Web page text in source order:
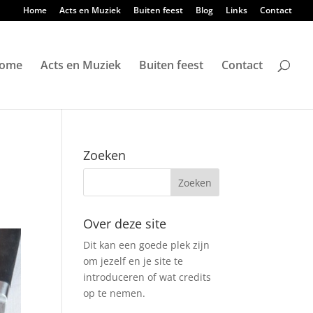
Home Acts en Muziek Buiten feest Blog Links Contact
Acts en Muziek Buiten feest Contact
Zoeken
Over deze site
Dit kan een goede plek zijn
om jezelf en je site te
introduceren of wat credits
op te nemen.